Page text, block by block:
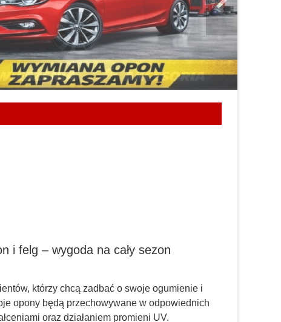
i felg – wygoda na cały sezon
którzy chcą zadbać o swoje ogumienie i
opony będą przechowywane w odpowiednich
oraz działaniem promieni UV.